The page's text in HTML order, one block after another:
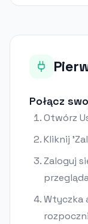
Połącz
Otwórz
Kliknij
Zaloguj
Wtyczka